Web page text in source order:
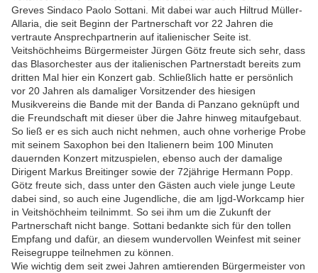
Greves Sindaco Paolo Sottani. Mit dabei war auch Hiltrud Müller-
Allaria, die seit Beginn der Partnerschaft vor 22 Jahren die
vertraute Ansprechpartnerin auf italienischer Seite ist.
Veitshöchheims Bürgermeister Jürgen Götz freute sich sehr, dass
das Blasorchester aus der italienischen Partnerstadt bereits zum
dritten Mal hier ein Konzert gab. Schließlich hatte er persönlich
vor 20 Jahren als damaliger Vorsitzender des hiesigen
Musikvereins die Bande mit der Banda di Panzano geknüpft und
die Freundschaft mit dieser über die Jahre hinweg mitaufgebaut.
So ließ er es sich auch nicht nehmen, auch ohne vorherige Probe
mit seinem Saxophon bei den Italienern beim 100 Minuten
dauernden Konzert mitzuspielen, ebenso auch der damalige
Dirigent Markus Breitinger sowie der 72jährige Hermann Popp.
Götz freute sich, dass unter den Gästen auch viele junge Leute
dabei sind, so auch eine Jugendliche, die am Ijgd-Workcamp hier
in Veitshöchheim teilnimmt. So sei ihm um die Zukunft der
Partnerschaft nicht bange. Sottani bedankte sich für den tollen
Empfang und dafür, an diesem wundervollen Weinfest mit seiner
Reisegruppe teilnehmen zu können.
Wie wichtig dem seit zwei Jahren amtierenden Bürgermeister von